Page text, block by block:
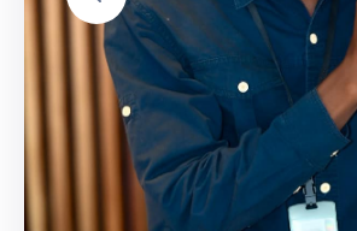
Documentation